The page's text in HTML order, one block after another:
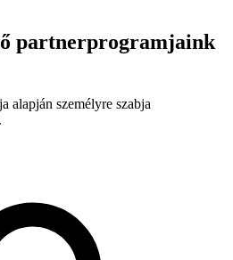
partnerprogramjaink
alapján személyre szabja